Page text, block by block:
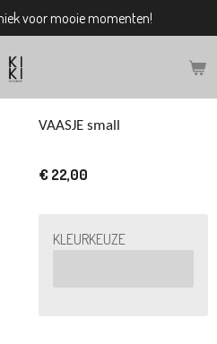
voor mooie momenten!
VAASJE small
€ 22,00
KLEURKEUZE